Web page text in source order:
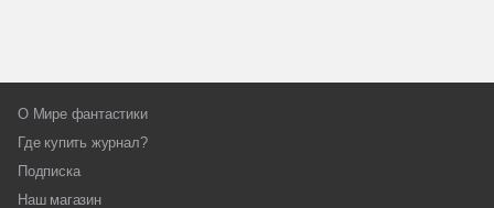
О Мире фантастики
Где купить журнал?
Подписка
Наш магазин